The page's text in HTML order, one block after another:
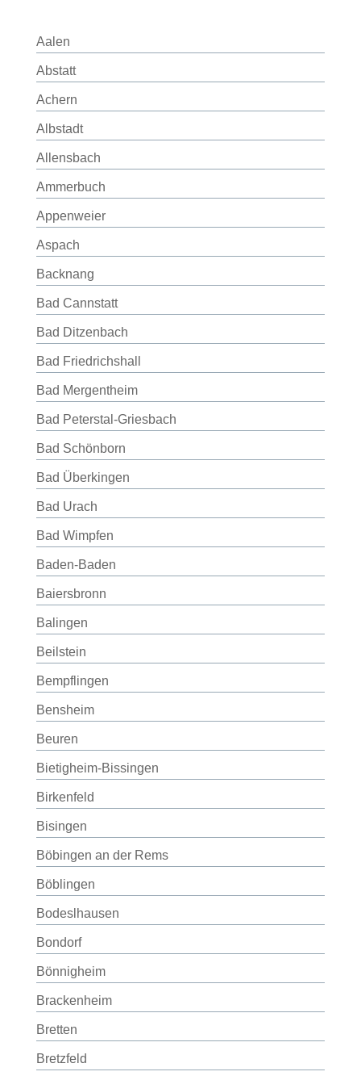
Aalen
Abstatt
Achern
Albstadt
Allensbach
Ammerbuch
Appenweier
Aspach
Backnang
Bad Cannstatt
Bad Ditzenbach
Bad Friedrichshall
Bad Mergentheim
Bad Peterstal-Griesbach
Bad Schönborn
Bad Überkingen
Bad Urach
Bad Wimpfen
Baden-Baden
Baiersbronn
Balingen
Beilstein
Bempflingen
Bensheim
Beuren
Bietigheim-Bissingen
Birkenfeld
Bisingen
Böbingen an der Rems
Böblingen
Bodeslhausen
Bondorf
Bönnigheim
Brackenheim
Bretten
Bretzfeld